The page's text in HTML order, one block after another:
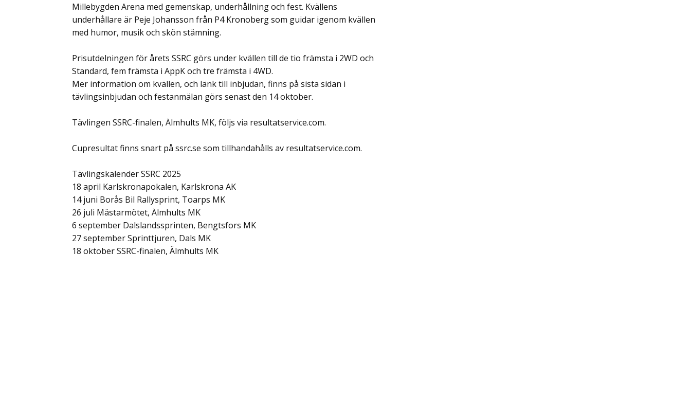
Millebygden Arena med gemenskap, underhållning och fest. Kvällens
underhållare är Peje Johansson från P4 Kronoberg som guidar igenom kvällen
med humor, musik och skön stämning.
Prisutdelningen för årets SSRC görs under kvällen till de tio främsta i 2WD och
Standard, fem främsta i AppK och tre främsta i 4WD.
Mer information om kvällen, och länk till inbjudan, finns på sista sidan i
tävlingsinbjudan och festanmälan görs senast den 14 oktober.
Tävlingen SSRC-finalen, Älmhults MK, följs via resultatservice.com.
Cupresultat finns snart på ssrc.se som tillhandahålls av resultatservice.com.
Tävlingskalender SSRC 2025
18 april Karlskronapokalen, Karlskrona AK
14 juni Borås Bil Rallysprint, Toarps MK
26 juli Mästarmötet, Älmhults MK
6 september Dalslandssprinten, Bengtsfors MK
27 september Sprinttjuren, Dals MK
18 oktober SSRC-finalen, Älmhults MK